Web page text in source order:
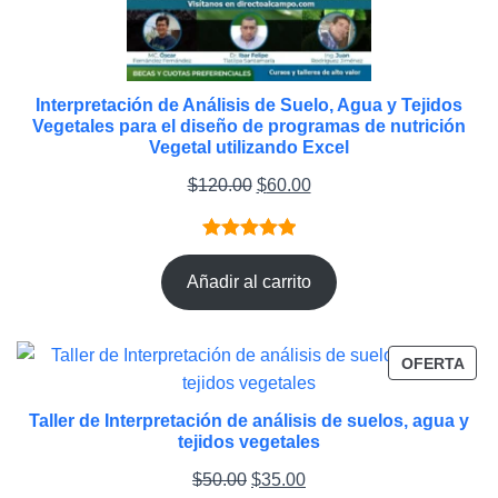
Interpretación de Análisis de Suelo, Agua y Tejidos
Vegetales para el diseño de programas de nutrición
Vegetal utilizando Excel
$120.00 El
original
$60.00El
es:
$60.00.
Valorado
con5.00de
5 en base
3
valoracione
s de
clientes
Añadir al carrito
OFERTA
EN
Taller de Interpretación de análisis de suelos, agua y
tejidos vegetales
$50.00 El
$35.00El